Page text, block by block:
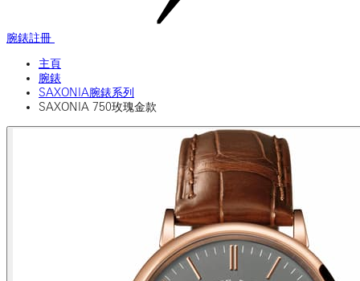
腕錶註冊
主頁
腕錶
SAXONIA腕錶系列
SAXONIA 750玫瑰金款